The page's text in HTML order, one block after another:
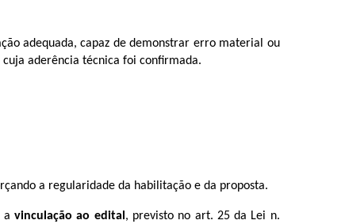
adequada, capaz de demonstrar erro material ou
aderência técnica foi confirmada.
a regularidade da habilitação e da proposta.
avinculação ao edital , previsto no art. 25 da Lei n.